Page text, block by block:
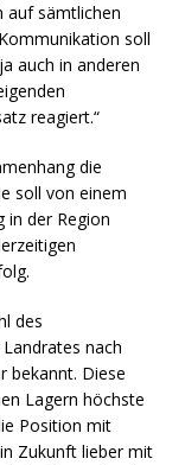
auf sämtlichen
soll
auch in anderen
reagiert.“
die
soll von einem
in der Region
des
nach
bekannt. Diese
Lagern höchste
Position mit
Zukunft lieber mit